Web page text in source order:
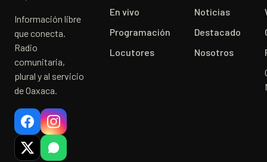
Información libre
que conecta.
Radio
comunitaria,
plural y al servicio
de Oaxaca.
En vivo
Programación
Locutores
Noticias
Destacado
Nosotros